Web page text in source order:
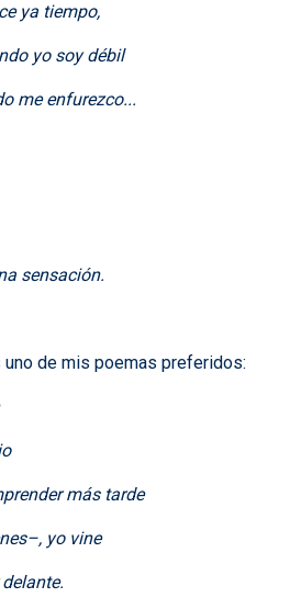
ya tiempo,
yo soy débil
me enfurezco...
sensación.
de mis poemas preferidos:
más tarde
yo vine